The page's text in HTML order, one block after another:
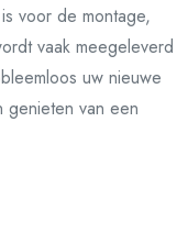
voor de montage,
vaak meegeleverd
uw nieuwe
genieten van een